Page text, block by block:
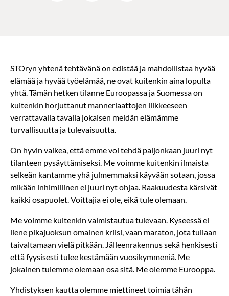
STOryn yhtenä tehtävänä on edistää ja mahdollistaa hyvää
elämää ja hyvää työelämää, ne ovat kuitenkin aina lopulta
yhtä. Tämän hetken tilanne Euroopassa ja Suomessa on
kuitenkin horjuttanut mannerlaattojen liikkeeseen
verrattavalla tavalla jokaisen meidän elämämme
turvallisuutta ja tulevaisuutta.
On hyvin vaikea, että emme voi tehdä paljonkaan juuri nyt
tilanteen pysäyttämiseksi. Me voimme kuitenkin ilmaista
selkeän kantamme yhä julmemmaksi käyvään sotaan, jossa
mikään inhimillinen ei juuri nyt ohjaa. Raakuudesta kärsivät
kaikki osapuolet. Voittajia ei ole, eikä tule olemaan.
Me voimme kuitenkin valmistautua tulevaan. Kyseessä ei
liene pikajuoksun omainen kriisi, vaan maraton, jota tullaan
taivaltamaan vielä pitkään. Jälleenrakennus sekä henkisesti
että fyysisesti tulee kestämään vuosikymmeniä. Me
jokainen tulemme olemaan osa sitä. Me olemme Eurooppa.
Yhdistyksen kautta olemme miettineet toimia tähän